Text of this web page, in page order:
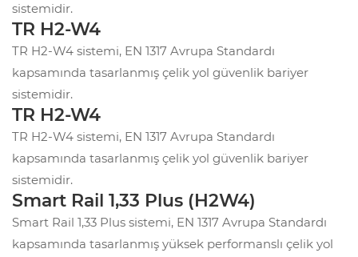
sistemidir.
TR H2-W4
TR H2-W4 sistemi, EN 1317 Avrupa Standardı
kapsamında tasarlanmış çelik yol güvenlik bariyer
sistemidir.
TR H2-W4
TR H2-W4 sistemi, EN 1317 Avrupa Standardı
kapsamında tasarlanmış çelik yol güvenlik bariyer
sistemidir.
Smart Rail 1,33 Plus (H2W4)
Smart Rail 1,33 Plus sistemi, EN 1317 Avrupa Standardı
kapsamında tasarlanmış yüksek performanslı çelik yol